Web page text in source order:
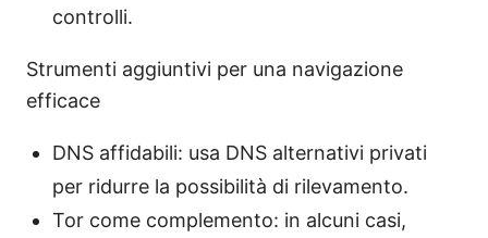
controlli.
Strumenti aggiuntivi per una navigazione
efficace
DNS affidabili: usa DNS alternativi privati
per ridurre la possibilità di rilevamento.
Tor come complemento: in alcuni casi,